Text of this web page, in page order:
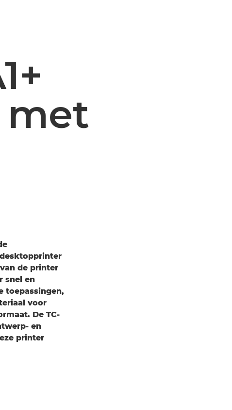
desktopprinter
de printer
snel en
toepassingen,
voor
De TC-
en
printer